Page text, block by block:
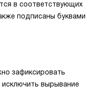
в соответствующих
подписаны буквами
зафиксировать
вырывание